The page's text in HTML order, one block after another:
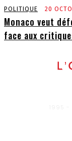
POLITIQUE 20
Monaco veut
face aux